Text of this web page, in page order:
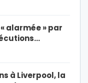
« alarmée » par
à Liverpool, la